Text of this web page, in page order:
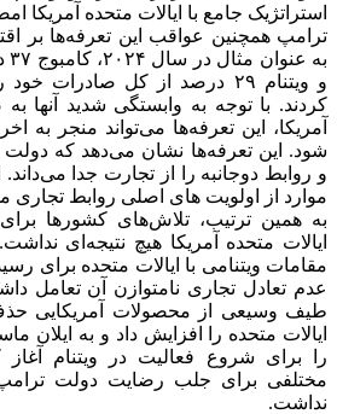
استراتژیک جامع با ایالات متحده آمریکا
ترامپ همچنین عواقب این تعرفه‌ها بر
و ویتنام ۲۹ درصد از کل صادرات
کردند. با توجه به وابستگی شدید آنها
آمریکا، این تعرفه‌ها می‌تواند منجر به
شود. این تعرفه‌ها نشان می‌دهد که دولت
و روابط دوجانبه را از تجارت جدا
موارد از اولویت های اصلی روابط
به همین ترتیب، تلاش‌های کشورها
ایالات متحده آمریکا هیچ نتیجه‌ای
مقامات ویتنامی با ایالات متحده برای
عدم تعادل تجاری نامتوازن آن تعامل
طیف وسیعی از محصولات آمریکایی
ایالات متحده را افزایش داد و به ایلان
را برای شروع فعالیت در ویتنام آغاز
مختلفی برای جلب رضایت دولت ترامپ
نداشت.